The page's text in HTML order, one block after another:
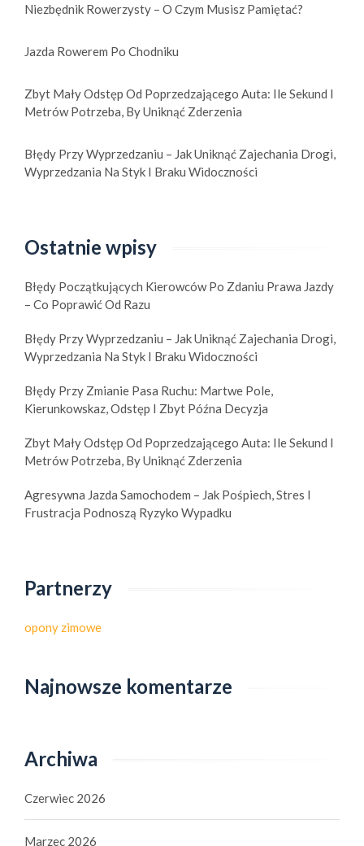
Niezbędnik Rowerzysty – O Czym Musisz Pamiętać?
Jazda Rowerem Po Chodniku
Zbyt Mały Odstęp Od Poprzedzającego Auta: Ile Sekund I
Metrów Potrzeba, By Uniknąć Zderzenia
Błędy Przy Wyprzedzaniu – Jak Uniknąć Zajechania Drogi,
Wyprzedzania Na Styk I Braku Widoczności
Ostatnie wpisy
Błędy Początkujących Kierowców Po Zdaniu Prawa Jazdy
– Co Poprawić Od Razu
Błędy Przy Wyprzedzaniu – Jak Uniknąć Zajechania Drogi,
Wyprzedzania Na Styk I Braku Widoczności
Błędy Przy Zmianie Pasa Ruchu: Martwe Pole,
Kierunkowskaz, Odstęp I Zbyt Późna Decyzja
Zbyt Mały Odstęp Od Poprzedzającego Auta: Ile Sekund I
Metrów Potrzeba, By Uniknąć Zderzenia
Agresywna Jazda Samochodem – Jak Pośpiech, Stres I
Frustracja Podnoszą Ryzyko Wypadku
Partnerzy
opony zimowe
Najnowsze komentarze
Archiwa
Czerwiec 2026
Marzec 2026